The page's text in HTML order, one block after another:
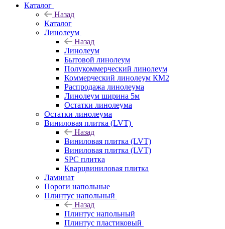
Каталог
Назад
Каталог
Линолеум
Назад
Линолеум
Бытовой линолеум
Полукоммерческий линолеум
Коммерческий линолеум КМ2
Распродажа линолеума
Линолеум ширина 5м
Остатки линолеума
Остатки линолеума
Виниловая плитка (LVT)
Назад
Виниловая плитка (LVT)
Виниловая плитка (LVT)
SPC плитка
Кварцвиниловая плитка
Ламинат
Пороги напольные
Плинтус напольный
Назад
Плинтус напольный
Плинтус пластиковый